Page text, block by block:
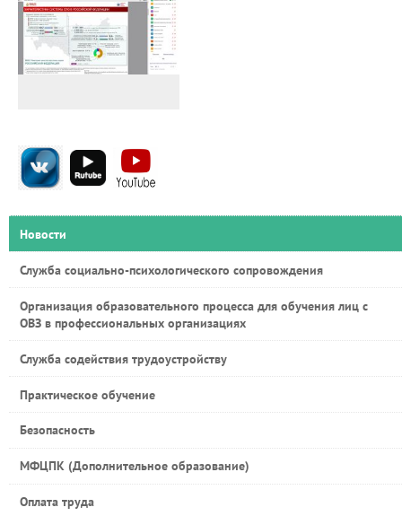
Новости
Служба социально-психологического сопровождения
Организация образовательного процесса для обучения лиц с
ОВЗ в профессиональных организациях
Служба содействия трудоустройству
Практическое обучение
Безопасность
МФЦПК (Дополнительное образование)
Оплата труда